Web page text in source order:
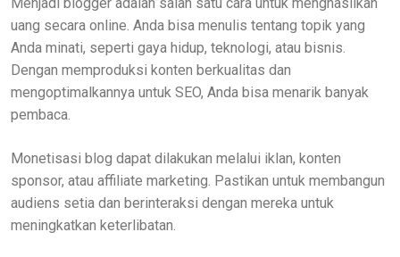
uang secara online. Anda bisa menulis tentang topik yang
Anda minati, seperti gaya hidup, teknologi, atau bisnis.
Dengan memproduksi konten berkualitas dan
mengoptimalkannya untuk SEO, Anda bisa menarik banyak
pembaca.
Monetisasi blog dapat dilakukan melalui iklan, konten
sponsor, atau affiliate marketing. Pastikan untuk membangun
audiens setia dan berinteraksi dengan mereka untuk
meningkatkan keterlibatan.